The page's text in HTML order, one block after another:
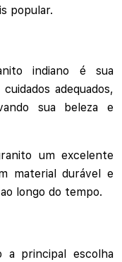
popular.
indiano é sua
adequados,
sua beleza e
um excelente
material durável e
longo do tempo.
a principal escolha